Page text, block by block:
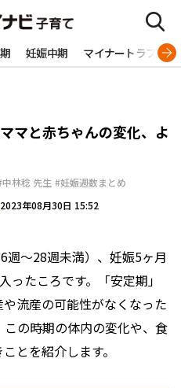
妊娠中期 マイナートラブル
マと赤ちゃんの変化、よ
中林稔 先生 #妊娠週数まとめ
2023年08月30日 15:52
週～28週未満）、妊娠5ヶ月
ったころです。「安定期」
流産の可能性がなくなった
の時期の体内の変化や、食
とを紹介します。